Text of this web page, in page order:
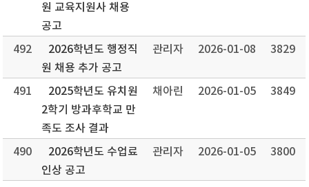
원 교육지원사 채용
공고
492
2026학년도 행정직
원 채용 추가 공고
관리자 2026-01-08 3829
491
2025학년도 유치원
2학기 방과후학교 만
족도 조사 결과
채아린 2026-01-05 3849
490
2026학년도 수업료
인상 공고
관리자 2026-01-05 3800